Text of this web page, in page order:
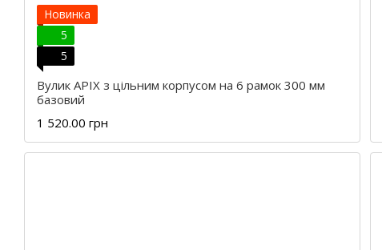
Новинка
5
5
Вулик APIX з цільним корпусом на 6 рамок 300 мм
базовий
1 520.00 грн